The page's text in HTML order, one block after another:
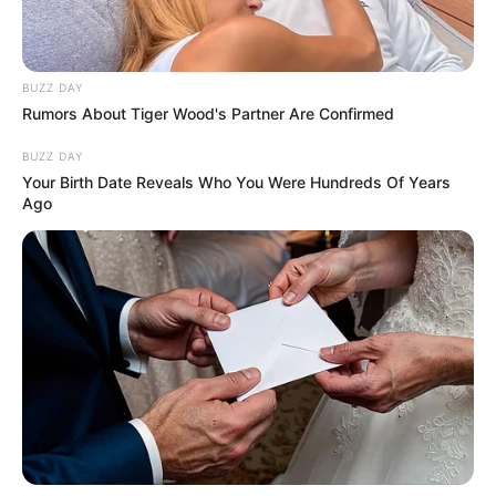
2. Umedeça com água e os posicione na frente do
short vermelho.
cola instantânea.
4. Faça detalhes nas mãos usando a caneta preta.
5. Corte a ponta dos braços na diagonal para
facilitar o encaixe no corpo. Fixe com a cola
instantânea.
6. Com um pouco de massa preta, faça o
acabamento da junção entre braço e corpo. Use o
pincel modelador para deixar tudo uniforme.
Com os dedos umedecidos, alise o local.
BUZZ DAY
Rumors About Tiger Wood's Partner Are Confirmed
BUZZ DAY
Your Birth Date Reveals Who You Were Hundreds Of Years
Ago